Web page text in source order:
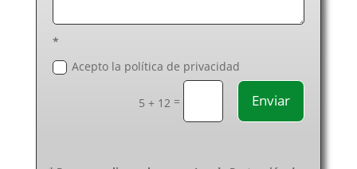
Cerrajeros en Palencia
Cerrajeros en Pontevedra
Cerrajeros en Salamanca
Cerrajeros en Sevilla
Cerrajeros en Santa Cruz de Tenerife
*
Acepto la política de privacidad
5 + 12 = Enviar